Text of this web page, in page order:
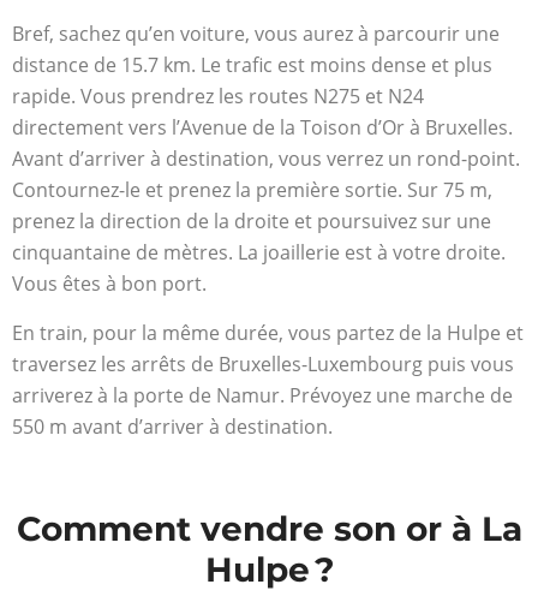
Bref, sachez qu’en voiture, vous aurez à parcourir une
distance de 15.7 km. Le trafic est moins dense et plus
rapide. Vous prendrez les routes N275 et N24
directement vers l’Avenue de la Toison d’Or à Bruxelles.
Avant d’arriver à destination, vous verrez un rond-point.
Contournez-le et prenez la première sortie. Sur 75 m,
prenez la direction de la droite et poursuivez sur une
cinquantaine de mètres. La joaillerie est à votre droite.
Vous êtes à bon port.
En train, pour la même durée, vous partez de la Hulpe et
traversez les arrêts de Bruxelles-Luxembourg puis vous
arriverez à la porte de Namur. Prévoyez une marche de
550 m avant d’arriver à destination.
Comment vendre son or à La
Hulpe ?